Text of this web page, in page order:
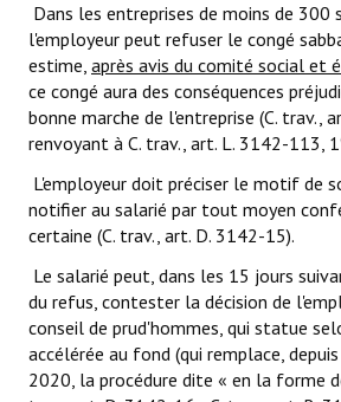
Dans les entreprises de moins de 300
l'employeur peut refuser le congé
estime, après avis du comité social et
ce congé aura des conséquences
bonne marche de l'entreprise (C. trav.,
renvoyant à C. trav., art. L. 3142-113,
L'employeur doit préciser le motif de
notifier au salarié par tout moyen
certaine (C. trav., art. D. 3142-15).
Le salarié peut, dans les 15 jours
du refus, contester la décision de
conseil de prud'hommes, qui statue
accélérée au fond (qui remplace,
2020, la procédure dite « en la forme